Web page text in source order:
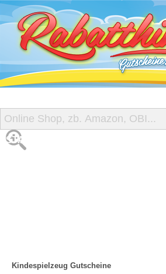
START
Kindespielzeug Gutscheine